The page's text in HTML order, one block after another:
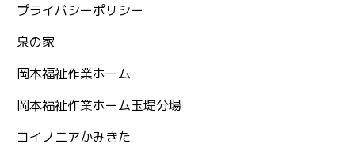
プライバシーポリシー
泉の家
岡本福祉作業ホーム
岡本福祉作業ホーム玉堤分場
コイノニアかみきた